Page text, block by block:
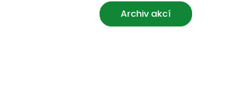
Archiv akcí